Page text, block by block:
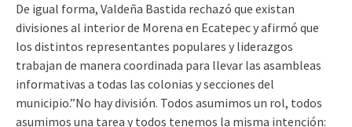
De igual forma, Valdeña Bastida rechazó que existan
divisiones al interior de Morena en Ecatepec y afirmó que
los distintos representantes populares y liderazgos
trabajan de manera coordinada para llevar las asambleas
informativas a todas las colonias y secciones del
municipio.”No hay división. Todos asumimos un rol, todos
asumimos una tarea y todos tenemos la misma intención: